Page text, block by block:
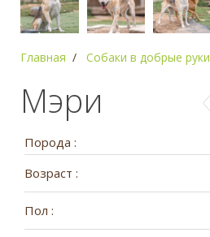
Главная Собаки в добрые руки
Мэри
Порода :
Возраст :
Пол :